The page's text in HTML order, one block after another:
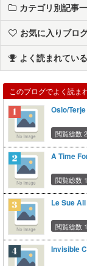
カテゴリ別記事
お気に入りブロ
よく読まれてい
このブログでよく読ま
Oslo/
閲覧総数
A Time
閲覧総数
Le Sue
閲覧総数
Invisible